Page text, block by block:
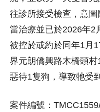
往診所接受檢查，意
當治療並已於2026年2
被控於或約於同年1月
界元朗僑興路木橋頭
惡待1隻狗，導致牠受
案件編號：